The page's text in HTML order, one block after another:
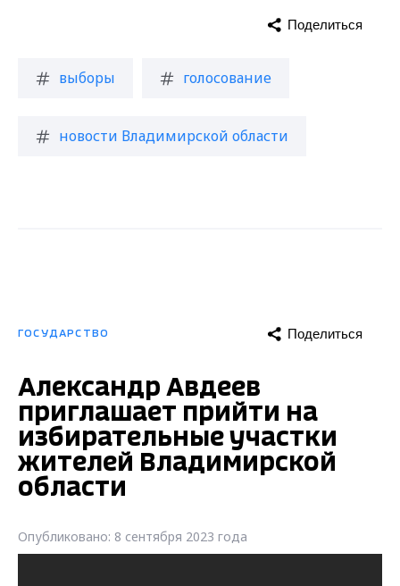
выборы голосование
новости Владимирской области
Поделиться
ГОСУДАРСТВО Поделиться
Александр Авдеев
приглашает прийти на
избирательные участки
жителей Владимирской
области
Опубликовано: 8 сентября 2023 года